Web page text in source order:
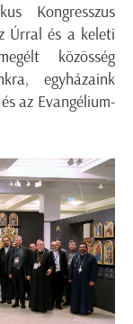
Kongresszus
Úrral és a keleti
közösség
egyházaink
az Evangélium-